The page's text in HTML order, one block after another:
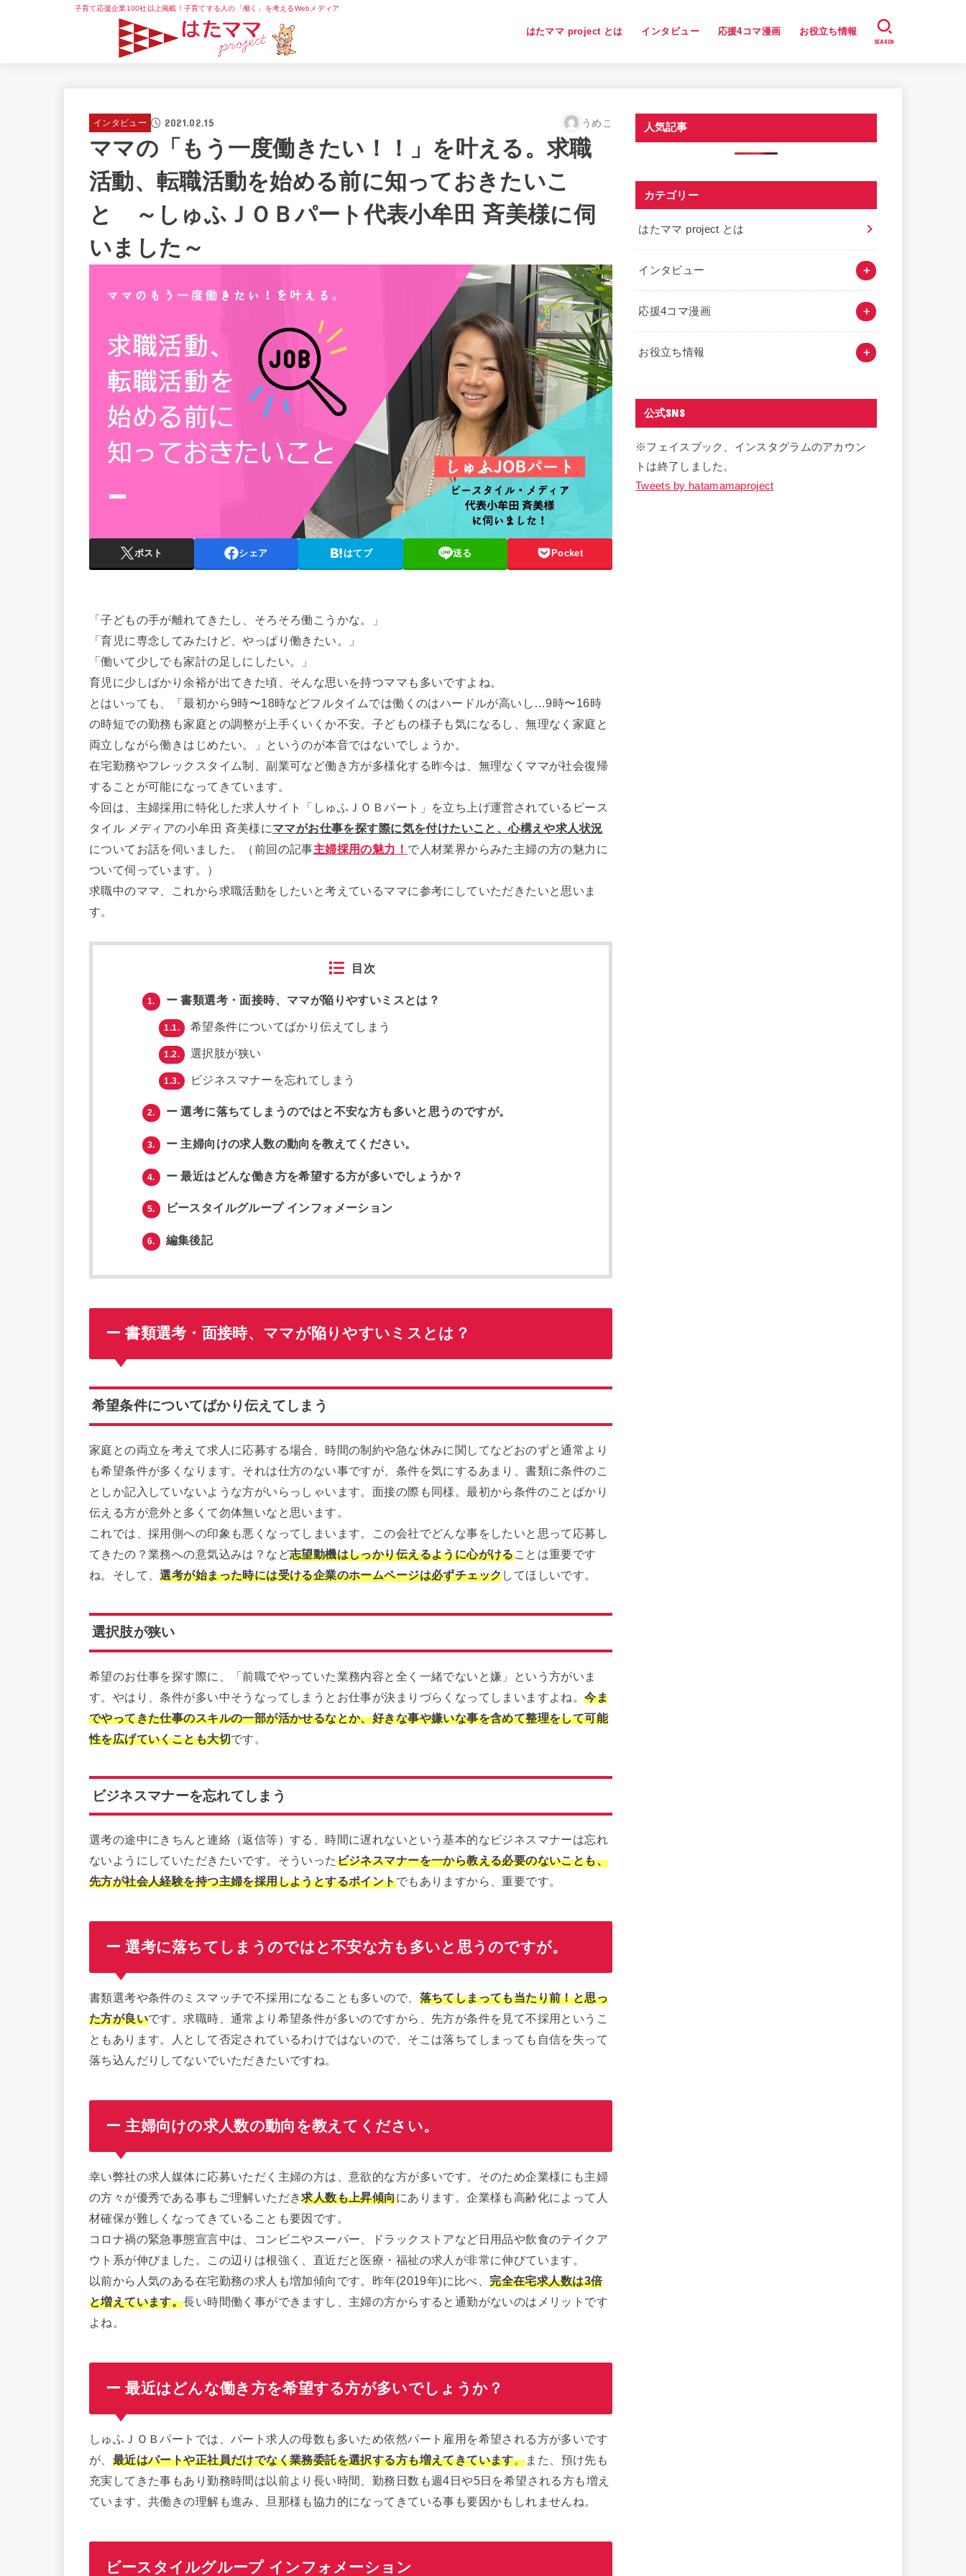
子育て応援企業100社以上掲載！子育てする人の「働く」を考えるWebメディア
はたママ project とは インタビュー 応援4コマ漫画 お役立ち情報
SEARCH
インタビュー 2021.02.15 うめこ
ママの「もう一度働きたい！！」を叶える。求職
活動、転職活動を始める前に知っておきたいこ
と ～しゅふＪＯＢパート代表小牟田 斉美様に伺
いました～
ポスト シェア はてブ 送る Pocket
「子どもの手が離れてきたし、そろそろ働こうかな。」
「育児に専念してみたけど、やっぱり働きたい。」
「働いて少しでも家計の足しにしたい。」
育児に少しばかり余裕が出てきた頃、そんな思いを持つママも多いですよね。
とはいっても、「最初から9時〜18時などフルタイムでは働くのはハードルが高いし…9時〜16時
の時短での勤務も家庭との調整が上手くいくか不安。子どもの様子も気になるし、無理なく家庭と
両立しながら働きはじめたい。」というのが本音ではないでしょうか。
在宅勤務やフレックスタイム制、副業可など働き方が多様化する昨今は、無理なくママが社会復帰
することが可能になってきています。
今回は、主婦採用に特化した求人サイト「しゅふＪＯＢパート」を立ち上げ運営されているビース
タイル メディアの小牟田 斉美様にママがお仕事を探す際に気を付けたいこと、心構えや求人状況
についてお話を伺いました。（前回の記事主婦採用の魅力！ で人材業界からみた主婦の方の魅力に
ついて伺っています。）
求職中のママ、これから求職活動をしたいと考えているママに参考にしていただきたいと思いま
す。
目次
1. ー 書類選考・面接時、ママが陥りやすいミスとは？
1.1. 希望条件についてばかり伝えてしまう
1.2. 選択肢が狭い
1.3. ビジネスマナーを忘れてしまう
2. ー 選考に落ちてしまうのではと不安な方も多いと思うのですが。
3. ー 主婦向けの求人数の動向を教えてください。
4. ー 最近はどんな働き方を希望する方が多いでしょうか？
5. ビースタイルグループ インフォメーション
6. 編集後記
ー 書類選考・面接時、ママが陥りやすいミスとは？
希望条件についてばかり伝えてしまう
家庭との両立を考えて求人に応募する場合、時間の制約や急な休みに関してなどおのずと通常より
も希望条件が多くなります。それは仕方のない事ですが、条件を気にするあまり、書類に条件のこ
としか記入していないような方がいらっしゃいます。面接の際も同様。最初から条件のことばかり
伝える方が意外と多くて勿体無いなと思います。
これでは、採用側への印象も悪くなってしまいます。この会社でどんな事をしたいと思って応募し
てきたの？業務への意気込みは？など志望動機はしっかり伝えるように心がけることは重要です
ね。そして、選考が始まった時には受ける企業のホームページは必ずチェックしてほしいです。
選択肢が狭い
希望のお仕事を探す際に、「前職でやっていた業務内容と全く一緒でないと嫌」という方がいま
す。やはり、条件が多い中そうなってしまうとお仕事が決まりづらくなってしまいますよね。今ま
でやってきた仕事のスキルの一部が活かせるなとか、好きな事や嫌いな事を含めて整理をして可能
性を広げていくことも大切です。
ビジネスマナーを忘れてしまう
選考の途中にきちんと連絡（返信等）する、時間に遅れないという基本的なビジネスマナーは忘れ
ないようにしていただきたいです。そういったビジネスマナーを一から教える必要のないことも、
先方が社会人経験を持つ主婦を採用しようとするポイントでもありますから、重要です。
ー 選考に落ちてしまうのではと不安な方も多いと思うのですが。
書類選考や条件のミスマッチで不採用になることも多いので、 落ちてしまっても当たり前！と思っ
た方が良いです。求職時、通常より希望条件が多いのですから、先方が条件を見て不採用というこ
ともあります。人として否定されているわけではないので、そこは落ちてしまっても自信を失って
落ち込んだりしてないでいただきたいですね。
ー 主婦向けの求人数の動向を教えてください。
幸い弊社の求人媒体に応募いただく主婦の方は、意欲的な方が多いです。そのため企業様にも主婦
の方々が優秀である事もご理解いただき求人数も上昇傾向にあります。企業様も高齢化によって人
材確保が難しくなってきていることも要因です。
コロナ禍の緊急事態宣言中は、コンビニやスーパー、ドラックストアなど日用品や飲食のテイクア
ウト系が伸びました。この辺りは根強く、直近だと医療・福祉の求人が非常に伸びています。
以前から人気のある在宅勤務の求人も増加傾向です。昨年(2019年)に比べ、 完全在宅求人数は3倍
と増えています。長い時間働く事ができますし、主婦の方からすると通勤がないのはメリットです
よね。
ー 最近はどんな働き方を希望する方が多いでしょうか？
しゅふＪＯＢパートでは、パート求人の母数も多いため依然パート雇用を希望される方が多いです
が、 最近はパートや正社員だけでなく業務委託を選択する方も増えてきています。また、預け先も
充実してきた事もあり勤務時間は以前より長い時間、勤務日数も週4日や5日を希望される方も増え
ています。共働きの理解も進み、旦那様も協力的になってきている事も要因かもしれませんね。
ビースタイルグループ インフォメーション
人気記事
カテゴリー
はたママ project とは
インタビュー
応援4コマ漫画
お役立ち情報
公式SNS
※フェイスブック、インスタグラムのアカウン
トは終了しました。
Tweets by hatamamaproject